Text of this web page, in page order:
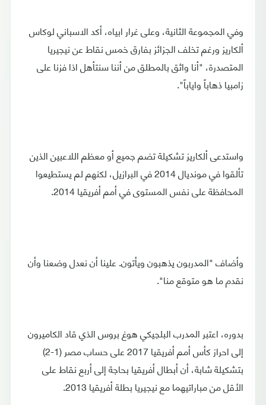
وفي المجموعة الثانية، وعلى غرار ابياه، أكد الاسباني لوكاس
ألكاريز ورغم تخلف الجزائز بفارق خمس نقاط عن نيجيريا
المتصدرة، "أنا واثق بالمطلق من أننا سنتأهل اذا فزنا على
زامبيا ذهاباً واياباً".
واستدعى ألكاريز تشكيلة تضم جميع أو معظم اللاعبين الذين
تألقوا في مونديال 2014 في البرازيل، لكنهم لم يستطيعوا
المحافظة على نفس المستوى في أمم أفريقيا 2014.
وأضاف "المدربون يذهبون ويأتون. علينا أن نعدل وضعنا وأن
نقدم ما هو متوقع منا".
بدوره، اعتبر المدرب البلجيكي هوغ بروس الذي قاد الكاميرون
إلى احراز كأس أمم أفريقيا 2017 على حساب مصر (1-2)
بتشكيلة شابة، أن أبطال أفريقيا بحاجة إلى أربع نقاط على
الأقل من مباراتيهما مع نيجيريا بطلة أفريقيا 2013.